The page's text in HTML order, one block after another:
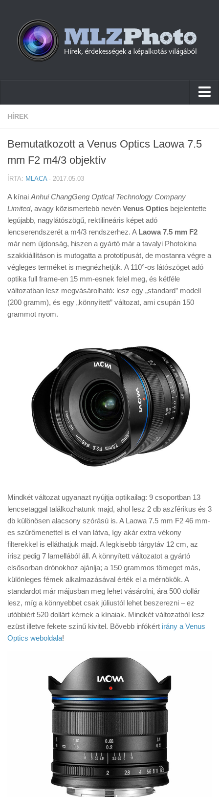
Hírek
Cikkek
Tudástár
Tanácsok
Érdekességek
Helyszíni Riport
E-BB
HÍREK
Bemutatkozott a Venus Optics Laowa 7.5
mm F2 m4/3 objektív
ÍRTA: MLACA· 2017.05.03
A kínai Anhui ChangGeng Optical Technology Company
Limited, avagy közismertebb nevén Venus Optics bejelentette
legújabb, nagylátószögű, rektilineáris képet adó
lencserendszerét a m4/3 rendszerhez. A Laowa 7.5 mm F2
már nem újdonság, hiszen a gyártó már a tavalyi Photokina
szakkiállításon is mutogatta a prototípusát, de mostanra végre a
végleges terméket is megnézhetjük. A 110°-os látószöget adó
optika full frame-en 15 mm-esnek felel meg, és kétféle
változatban lesz megvásárolható: lesz egy „standard” modell
(200 gramm), és egy „könnyített” változat, ami csupán 150
grammot nyom.
Mindkét változat ugyanazt nyújtja optikailag: 9 csoportban 13
lencsetaggal találkozhatunk majd, ahol lesz 2 db aszférikus és 3
db különösen alacsony szórású is. A Laowa 7.5 mm F2 46 mm-
es szűrőmenettel is el van látva, így akár extra vékony
filterekkel is elláthatjuk majd. A legkisebb tárgytáv 12 cm, az
írisz pedig 7 lamellából áll. A könnyített változatot a gyártó
elsősorban drónokhoz ajánlja; a 150 grammos tömeget más,
különleges fémek alkalmazásával érték el a mérnökök. A
standardot már májusban meg lehet vásárolni, ára 500 dollár
lesz, míg a könnyebbet csak júliustól lehet beszerezni – ez
utóbbiért 520 dollárt kérnek a kínaiak. Mindkét változatból lesz
ezüst illetve fekete színű kivitel. Bővebb infókért irány a Venus
Optics weboldala!